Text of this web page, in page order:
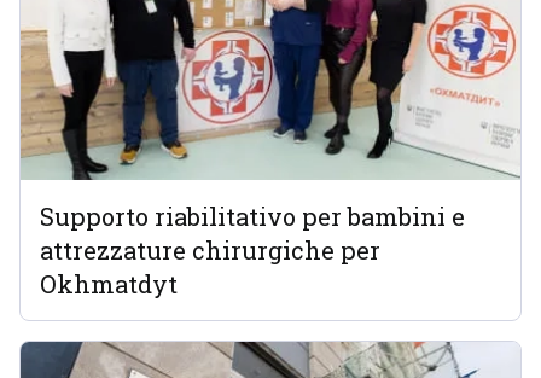
Supporto riabilitativo per bambini e
attrezzature chirurgiche per
Okhmatdyt